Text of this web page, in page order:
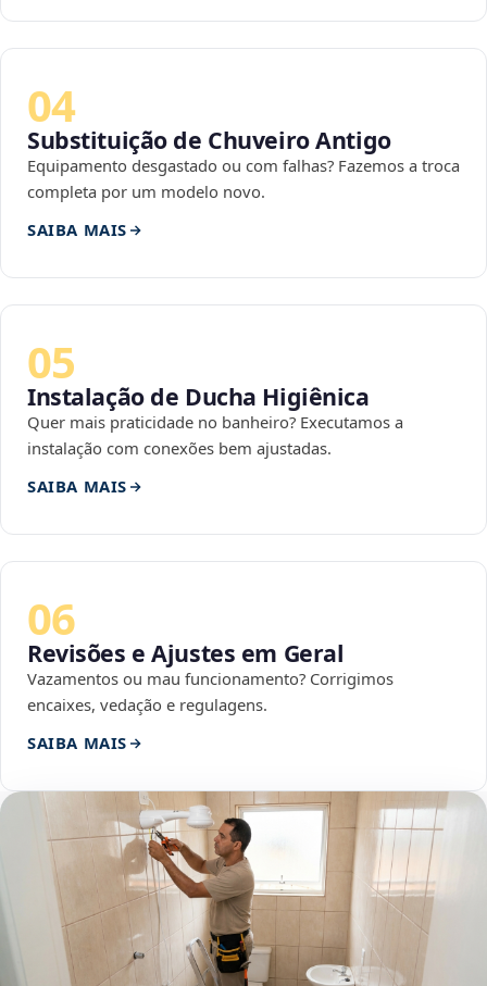
04
Substituição de Chuveiro Antigo
Equipamento desgastado ou com falhas? Fazemos a troca
completa por um modelo novo.
SAIBA MAIS
05
Instalação de Ducha Higiênica
Quer mais praticidade no banheiro? Executamos a
instalação com conexões bem ajustadas.
SAIBA MAIS
06
Revisões e Ajustes em Geral
Vazamentos ou mau funcionamento? Corrigimos
encaixes, vedação e regulagens.
SAIBA MAIS